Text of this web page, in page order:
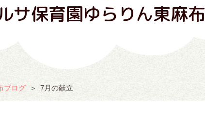
サ保育園ゆらりん東麻
ブログ 7月の献立